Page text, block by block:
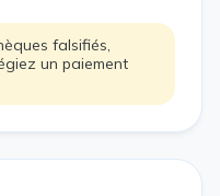
falsifiés,
un paiement